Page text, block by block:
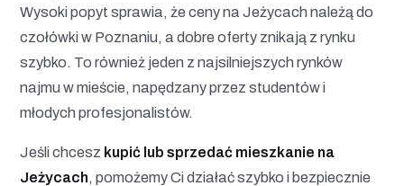
Wysoki popyt sprawia, że ceny na Jeżycach należą do
czołówki w Poznaniu, a dobre oferty znikają z rynku
szybko. To również jeden z najsilniejszych rynków
najmu w mieście, napędzany przez studentów i
młodych profesjonalistów.
Jeśli chcesz kupić lub sprzedać mieszkanie na
Jeżycach, pomożemy Ci działać szybko i bezpiecznie